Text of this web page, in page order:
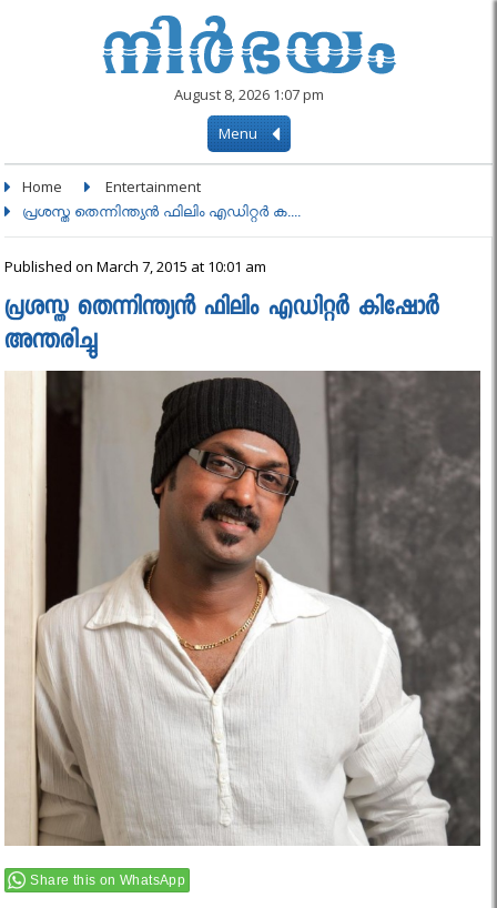
August 8, 2026 1:07 pm
Menu
Home Entertainment
പ്രശസ്ത തെന്നിന്ത്യന്‍ ഫിലിം എഡിറ്റര്‍ ക....
Published on March 7, 2015 at 10:01 am
പ്രശസ്ത തെന്നിന്ത്യന്‍ ഫിലിം എഡിറ്റര്‍ കിഷോര്‍
അന്തരിച്ചു
Share this on WhatsApp